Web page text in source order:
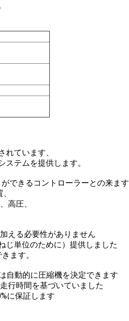
れています、
テムを提供します。
できるコントローラーとの来ます
高圧、
える必要性がありません
じ単位のために）提供しました
ます。
自動的に圧縮機を決定できます
行時間を基づいていました
に保証します